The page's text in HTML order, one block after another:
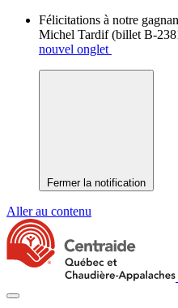
Félicitations à notre
Michel Tardif (billet B-
nouvel onglet
Fermer la notification
Aller au contenu